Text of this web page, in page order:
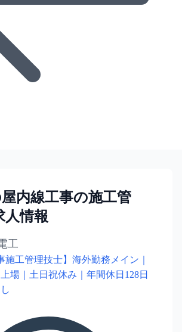
内線工事の施工管
人情報
工
施工管理技士】海外勤務メイン｜
場｜土日祝休み｜年間休日128日